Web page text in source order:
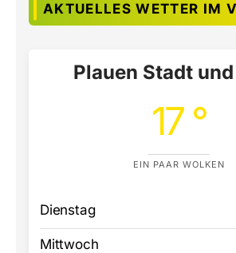
AKTUELLES WETTER IM
Plauen Stadt
17 °
EIN PAAR WOLKEN
Dienstag
Mittwoch